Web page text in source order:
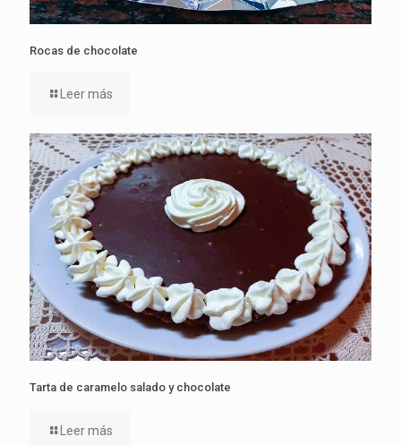
Rocas de chocolate
Leer más
Tarta de caramelo salado y chocolate
Leer más